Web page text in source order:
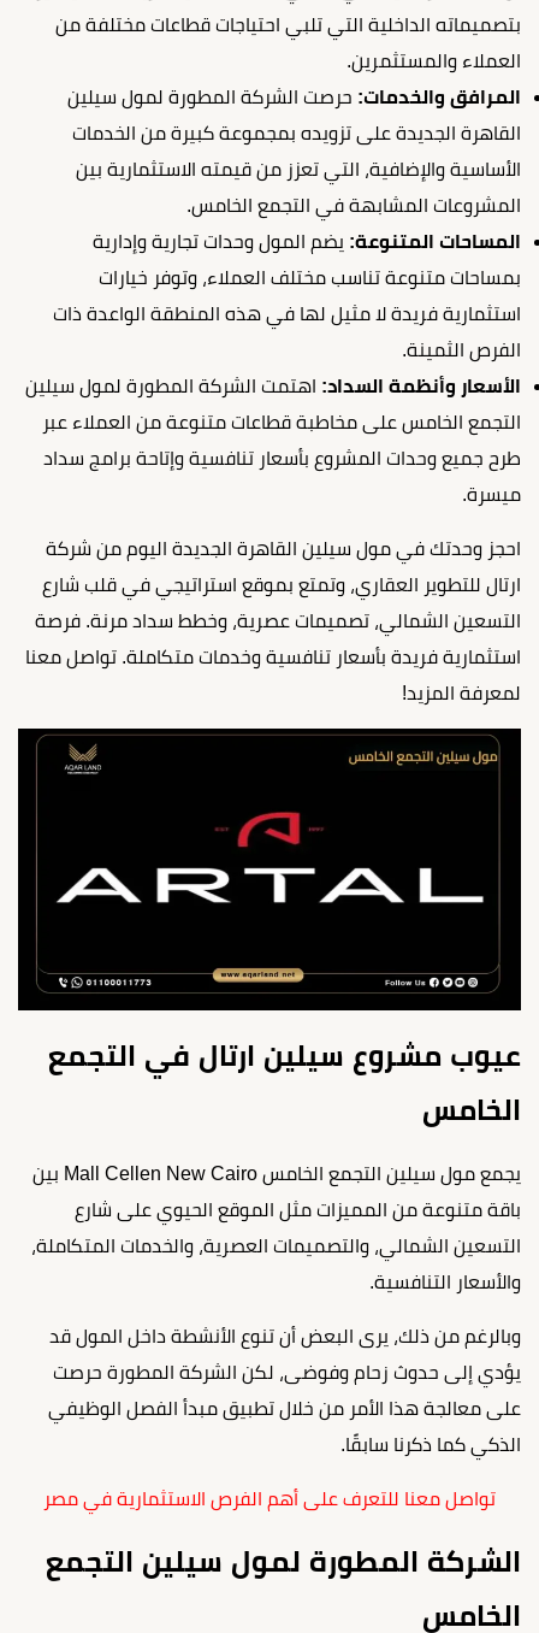
بتصميماته الداخلية التي تلبي احتياجات قطاعات مختلفة من
العملاء والمستثمرين.
المرافق والخدمات: حرصت الشركة المطورة لمول سيلين
القاهرة الجديدة على تزويده بمجموعة كبيرة من الخدمات
الأساسية والإضافية، التي تعزز من قيمته الاستثمارية بين
المشروعات المشابهة في التجمع الخامس.
المساحات المتنوعة: يضم المول وحدات تجارية وإدارية
بمساحات متنوعة تناسب مختلف العملاء، وتوفر خيارات
استثمارية فريدة لا مثيل لها في هذه المنطقة الواعدة ذات
الفرص الثمينة.
الأسعار وأنظمة السداد: اهتمت الشركة المطورة لمول سيلين
التجمع الخامس على مخاطبة قطاعات متنوعة من العملاء عبر
طرح جميع وحدات المشروع بأسعار تنافسية وإتاحة برامج سداد
ميسرة.
احجز وحدتك في مول سيلين القاهرة الجديدة اليوم من شركة
ارتال للتطوير العقاري، وتمتع بموقع استراتيجي في قلب شارع
التسعين الشمالي، تصميمات عصرية، وخطط سداد مرنة. فرصة
استثمارية فريدة بأسعار تنافسية وخدمات متكاملة. تواصل معنا
لمعرفة المزيد!
عيوب مشروع سيلين ارتال في التجمع
الخامس
يجمع مول سيلين التجمع الخامس Mall Cellen New Cairo بين
باقة متنوعة من المميزات مثل الموقع الحيوي على شارع
التسعين الشمالي، والتصميمات العصرية، والخدمات المتكاملة،
والأسعار التنافسية.
وبالرغم من ذلك، يرى البعض أن تنوع الأنشطة داخل المول قد
يؤدي إلى حدوث زحام وفوضى، لكن الشركة المطورة حرصت
على معالجة هذا الأمر من خلال تطبيق مبدأ الفصل الوظيفي
الذكي كما ذكرنا سابقًا.
تواصل معنا للتعرف على أهم الفرص الاستثمارية في مصر
الشركة المطورة لمول سيلين التجمع
الخامس